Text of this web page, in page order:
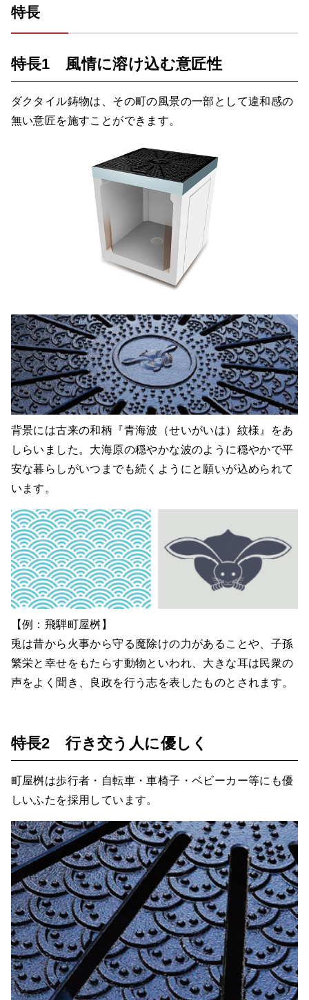
特長
特長1 風情に溶け込む意匠性
ダクタイル鋳物は、その町の風景の一部として違和感の
無い意匠を施すことができます。
背景には古来の和柄『青海波（せいがいは）紋様』をあ
しらいました。大海原の穏やかな波のように穏やかで平
安な暮らしがいつまでも続くようにと願いが込められて
います。
【例：飛騨町屋桝】
兎は昔から火事から守る魔除けの力があることや、子孫
繁栄と幸せをもたらす動物といわれ、大きな耳は民衆の
声をよく聞き、良政を行う志を表したものとされます。
特長2 行き交う人に優しく
町屋桝は歩行者・自転車・車椅子・ベビーカー等にも優
しいふたを採用しています。